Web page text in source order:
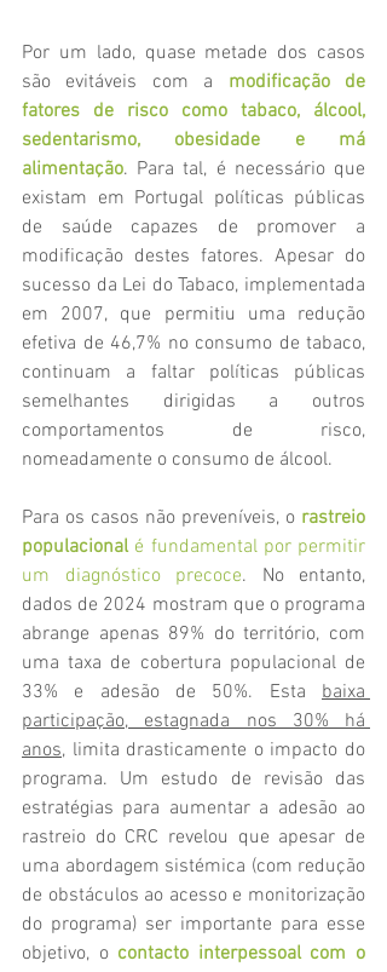
Por um lado, quase metade dos casos
são evitáveis com a modificação de
fatores de risco como tabaco, álcool,
sedentarismo, obesidade e má
alimentação. Para tal, é necessário que
existam em Portugal políticas públicas
de saúde capazes de promover a
modificação destes fatores. Apesar do
sucesso da Lei do Tabaco, implementada
em 2007, que permitiu uma redução
efetiva de 46,7% no consumo de tabaco,
continuam a faltar políticas públicas
semelhantes dirigidas a outros
comportamentos de risco,
nomeadamente o consumo de álcool.
Para os casos não preveníveis, o rastreio
populacional é fundamental por permitir
um diagnóstico precoce. No entanto,
dados de 2024 mostram que o programa
abrange apenas 89% do território, com
uma taxa de cobertura populacional de
33% e adesão de 50%. Esta baixa
participação, estagnada nos 30% há
anos, limita drasticamente o impacto do
programa. Um estudo de revisão das
estratégias para aumentar a adesão ao
rastreio do CRC revelou que apesar de
uma abordagem sistémica (com redução
de obstáculos ao acesso e monitorização
do programa) ser importante para esse
objetivo, o contacto interpessoal com o